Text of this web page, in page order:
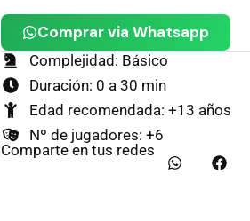
Comprar via Whatsapp
Complejidad: Básico
Duración: 0 a 30 min
Edad recomendada: +13 años
Nº de jugadores: +6
Comparte en tus redes